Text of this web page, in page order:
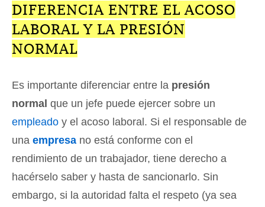
DIFERENCIA ENTRE EL ACOSO
LABORAL Y LA PRESIÓN
NORMAL
Es importante diferenciar entre la presión
normal que un jefe puede ejercer sobre un
empleado y el acoso laboral. Si el responsable de
una empresa no está conforme con el
rendimiento de un trabajador, tiene derecho a
hacérselo saber y hasta de sancionarlo. Sin
embargo, si la autoridad falta el respeto (ya sea